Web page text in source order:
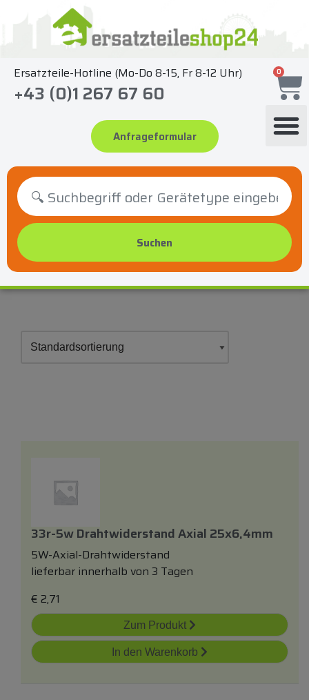
springen
Ersatzteile-Hotline (Mo-Do 8-15, Fr 8-12 Uhr)
+43 (0)1 267 67 60
Anfrageformular
0
33r-5w Drahtwiderstand Axial 25x6,4mm
5W-Axial-Drahtwiderstand
lieferbar innerhalb von 3 Tagen
€ 2,71
Zum Produkt
In den Warenkorb